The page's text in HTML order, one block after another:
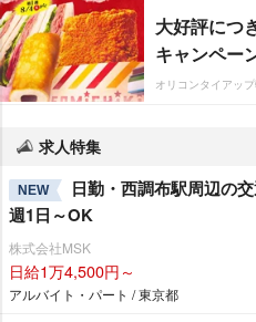
大好評につ
キャンペー
オリコンタイアッ
求人特集
NEW
日勤・西調布駅周辺の
週1日～OK
株式会社MSK
日給1万4,500円～
アルバイト・パート / 東京都